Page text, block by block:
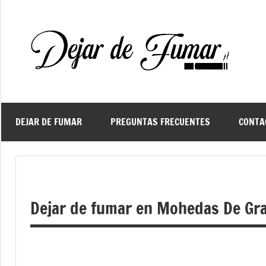
contenido
de
DEJAR DE FUMAR PREGUNTAS FRECUENTES
Dejar de fumar en Mohedas De